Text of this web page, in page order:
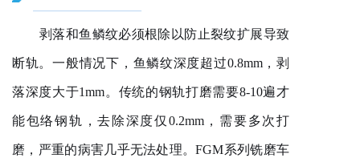
剥落和鱼鳞纹必须根除以防止裂纹扩展导致
断轨。一般情况下， 鱼鳞纹深度超过0.8mm，剥
落深度大于1mm。传统的钢轨打磨需要8-10遍才
能包络钢轨，去除深度仅0.2mm，需要多次打
磨，严重的病害几乎无法处理。FGM系列铣磨车